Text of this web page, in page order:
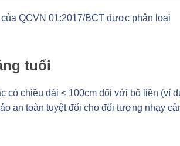
QCVN 01:2017/BCT được phân loại
tuổi
có chiều dài ≤ 100cm đối với bộ liền (ví
an toàn tuyệt đối cho đối tượng nhạy